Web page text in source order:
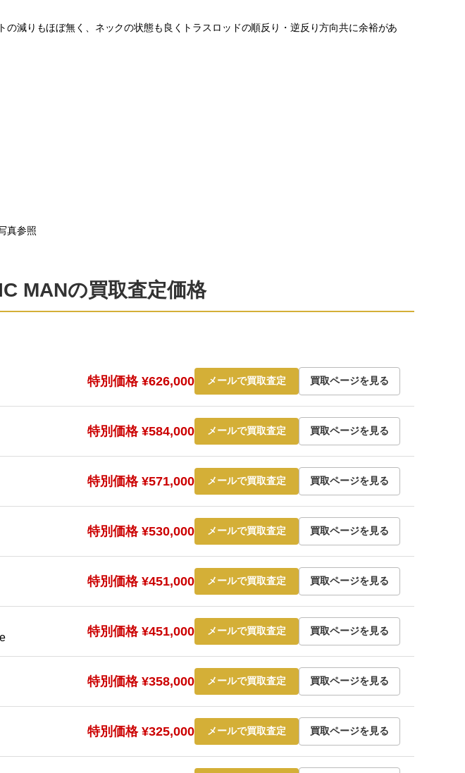
減りもほぼ無く、ネックの状態も良くトラスロッドの順反り・逆反り方向共に余裕があ
真参照
MANの買取査定価格
特別価格 ¥626,000 メールで買取査定 買取ページを見る
特別価格 ¥584,000 メールで買取査定 買取ページを見る
特別価格 ¥571,000 メールで買取査定 買取ページを見る
特別価格 ¥530,000 メールで買取査定 買取ページを見る
特別価格 ¥451,000 メールで買取査定 買取ページを見る
特別価格 ¥451,000 メールで買取査定 買取ページを見る
特別価格 ¥358,000 メールで買取査定 買取ページを見る
特別価格 ¥325,000 メールで買取査定 買取ページを見る